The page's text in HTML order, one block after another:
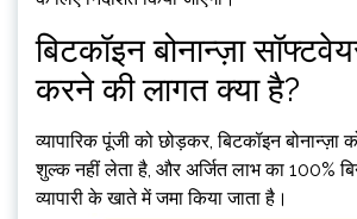
बिटकॉइन बोनान्ज़ा
करने की लागत क्या है?
व्यापारिक पूंजी को छोड़कर, बिटकॉइन बोनान्ज़ा
शुल्क नहीं लेता है, और अर्जित लाभ का 100%
व्यापारी के खाते में जमा किया जाता है।